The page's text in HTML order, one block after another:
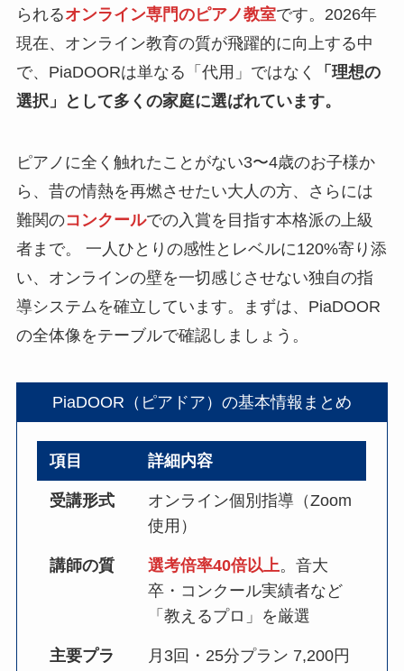
られるオンライン専門のピアノ教室です。2026年
現在、オンライン教育の質が飛躍的に向上する中
で、PiaDOORは単なる「代用」ではなく
「理想の
選択」として多くの家庭に選ばれています。
ピアノに全く触れたことがない3〜4歳のお子様か
ら、昔の情熱を再燃させたい大人の方、さらには
難関のコンクールでの入賞を目指す本格派の上級
者まで。 一人ひとりの感性とレベルに120%寄り添
い、オンラインの壁を一切感じさせない独自の指
導システムを確立しています。まずは、PiaDOOR
の全体像をテーブルで確認しましょう。
PiaDOOR（ピアドア）の基本情報まとめ
項目 詳細内容
受講形式
オンライン個別指導（Zoom
使用）
講師の質 選考倍率40倍以上。音大
卒・コンクール実績者など
「教えるプロ」を厳選
主要プラ
月3回・25分プラン 7,200円